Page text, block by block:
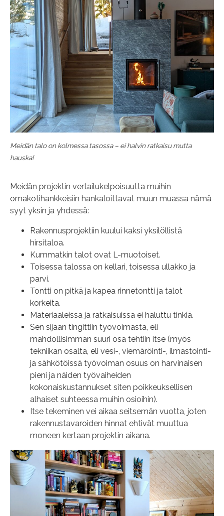
Meidän talo on kolmessa tasossa – ei halvin ratkaisu mutta
hauska!
Meidän projektin vertailukelpoisuutta muihin
omakotihankkeisiin hankaloittavat muun muassa nämä
syyt yksin ja yhdessä:
Rakennusprojektiin kuului kaksi yksilöllistä
hirsitaloa.
Kummatkin talot ovat L-muotoiset.
Toisessa talossa on kellari, toisessa ullakko ja
parvi.
Tontti on pitkä ja kapea rinnetontti ja talot
korkeita.
Materiaaleissa ja ratkaisuissa ei haluttu tinkiä.
Sen sijaan tingittiin työvoimasta, eli
mahdollisimman suuri osa tehtiin itse (myös
tekniikan osalta, eli vesi-, viemäröinti-, ilmastointi-
ja sähkötöissä työvoiman osuus on harvinaisen
pieni ja näiden työvaiheiden
kokonaiskustannukset siten poikkeuksellisen
alhaiset suhteessa muihin osioihin).
Itse tekeminen vei aikaa seitsemän vuotta, joten
rakennustavaroiden hinnat ehtivät muuttua
moneen kertaan projektin aikana.